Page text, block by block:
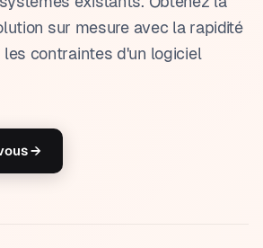
sur mesure avec la rapidité
les contraintes d'un logiciel
→